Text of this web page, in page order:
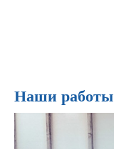
Наши работы